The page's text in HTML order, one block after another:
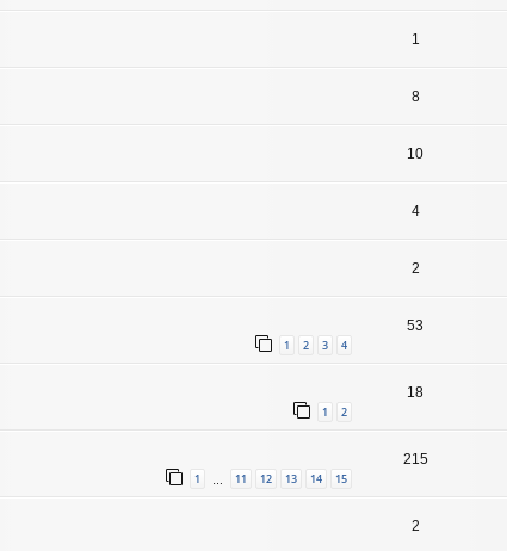
1
8
10
4
2
1 2 3 4
53
1 2
18
1 … 11 12 13 14 15
215
2